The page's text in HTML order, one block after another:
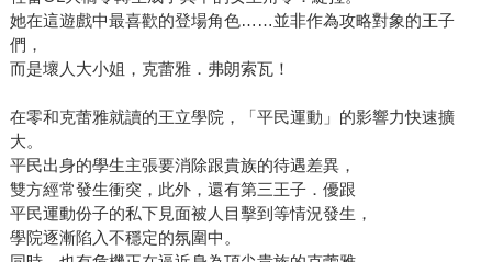
她在這遊戲中最喜歡的登場角色……並非作為攻略對象的王子
們，
而是壞人大小姐，克蕾雅．弗朗索瓦！
在零和克蕾雅就讀的王立學院，「平民運動」的影響力快速擴
大。
平民出身的學生主張要消除跟貴族的待遇差異，
雙方經常發生衝突，此外，還有第三王子．優跟
平民運動份子的私下見面被人目擊到等情況發生，
學院逐漸陷入不穩定的氛圍中。